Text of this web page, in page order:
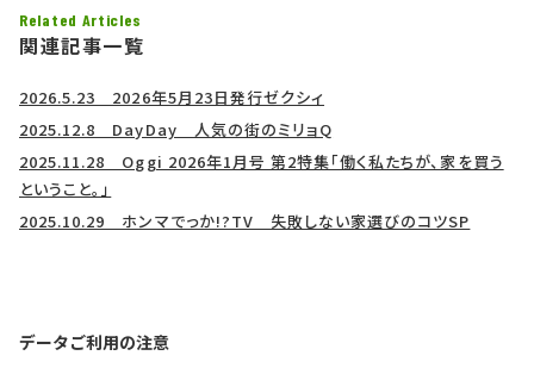
Related Articles
関連記事一覧
2026.5.23 2026年5月23日発行ゼクシィ
2025.12.8 DayDay 人気の街のミリョQ
2025.11.28 Oggi 2026年1月号 第2特集「働く私たちが、家を買う
ということ。」
2025.10.29 ホンマでっか!?TV 失敗しない家選びのコツSP
データご利用の注意